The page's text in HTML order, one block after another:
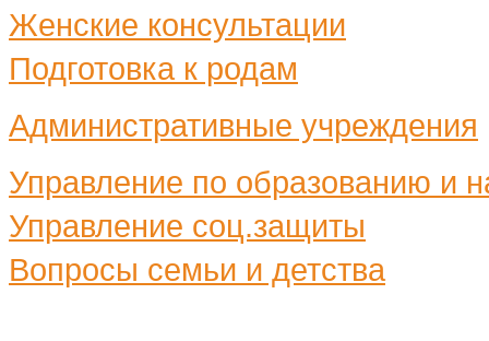
Женские консультации
Подготовка к родам
Административные учреждения
Управление по образованию и
Управление соц.защиты
Вопросы семьи и детства